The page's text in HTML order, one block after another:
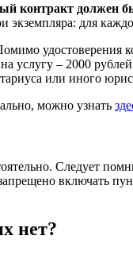
контракт должен
для
удостоверения
услугу – 2000
или иного
можно узнать
Следует
включать
нет?